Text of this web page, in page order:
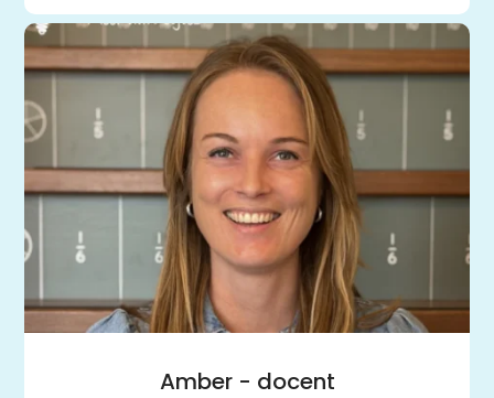
Amber - docent